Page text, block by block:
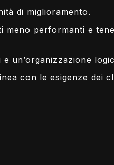
di miglioramento.
meno performanti e
un’organizzazione
con le esigenze dei